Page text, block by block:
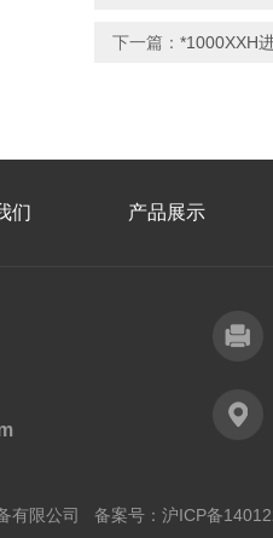
下一篇： *1000XXH
们 产品展示
有限公司 备案号： 沪ICP备